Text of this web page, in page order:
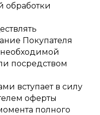
обработки
Покупателя
посредством
вступает в силу
оферты
полного